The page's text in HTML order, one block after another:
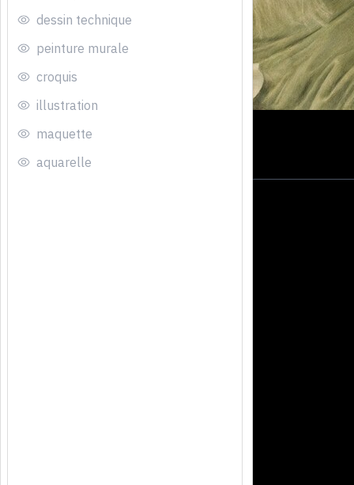
dessin technique
peinture murale
croquis
illustration
maquette
aquarelle